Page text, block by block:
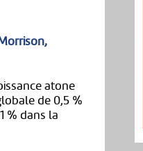
atone
de 0,5 %
% dans la